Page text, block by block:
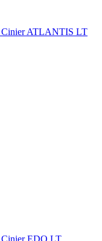
Cinier ATLANTIS LT
Cinier EDO LT